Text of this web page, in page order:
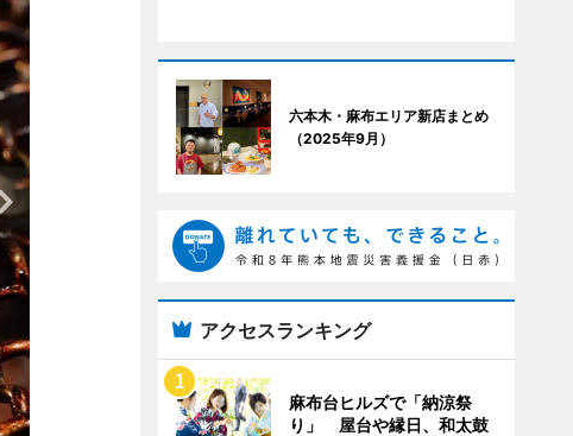
六本木・麻布エリア新店まとめ
（2025年9月）
アクセスランキング
麻布台ヒルズで「納涼祭
り」 屋台や縁日、和太鼓